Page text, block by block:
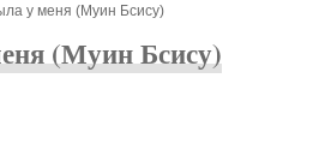
у меня (Муин Бсису)
(Муин Бсису)